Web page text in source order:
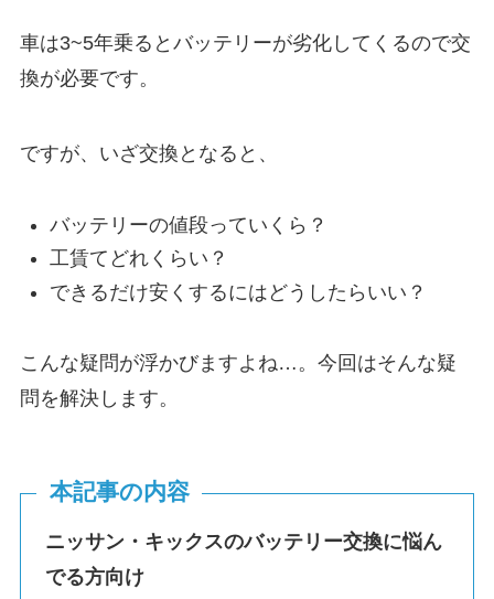
車は3~5年乗るとバッテリーが劣化してくるので交
換が必要です。
ですが、いざ交換となると、
バッテリーの値段っていくら？
工賃てどれくらい？
できるだけ安くするにはどうしたらいい？
こんな疑問が浮かびますよね…。今回はそんな疑
問を解決します。
本記事の内容
ニッサン・キックスのバッテリー交換に悩ん
でる方向け